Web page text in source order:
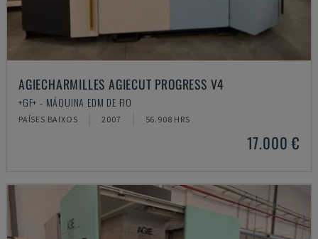
AGIECHARMILLES AGIECUT PROGRESS V4
+GF+ - MÁQUINA EDM DE FIO
PAÍSES BAIXOS 2007 56.908 HRS
17.000 €